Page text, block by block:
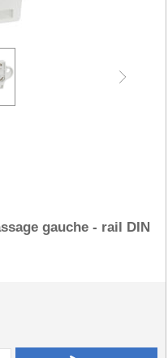
gauche - rail DIN